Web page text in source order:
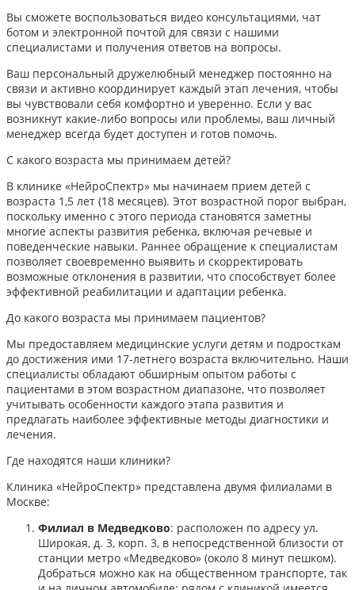
Вы сможете воспользоваться видео консультациями, чат
ботом и электронной почтой для связи с нашими
специалистами и получения ответов на вопросы.
Ваш персональный дружелюбный менеджер постоянно на
связи и активно координирует каждый этап лечения, чтобы
вы чувствовали себя комфортно и уверенно. Если у вас
возникнут какие-либо вопросы или проблемы, ваш личный
менеджер всегда будет доступен и готов помочь.
С какого возраста мы принимаем детей?
В клинике «НейроСпектр» мы начинаем прием детей с
возраста 1,5 лет (18 месяцев). Этот возрастной порог выбран,
поскольку именно с этого периода становятся заметны
многие аспекты развития ребенка, включая речевые и
поведенческие навыки. Раннее обращение к специалистам
позволяет своевременно выявить и скорректировать
возможные отклонения в развитии, что способствует более
эффективной реабилитации и адаптации ребенка.​
До какого возраста мы принимаем пациентов?
Мы предоставляем медицинские услуги детям и подросткам
до достижения ими 17-летнего возраста включительно. Наши
специалисты обладают обширным опытом работы с
пациентами в этом возрастном диапазоне, что позволяет
учитывать особенности каждого этапа развития и
предлагать наиболее эффективные методы диагностики и
лечения.​
Где находятся наши клиники?
Клиника «НейроСпектр» представлена двумя филиалами в
Москве:​
Филиал в Медведково: расположен по адресу ул.
Широкая, д. 3, корп. 3, в непосредственной близости от
станции метро «Медведково» (около 8 минут пешком).
Добраться можно как на общественном транспорте, так